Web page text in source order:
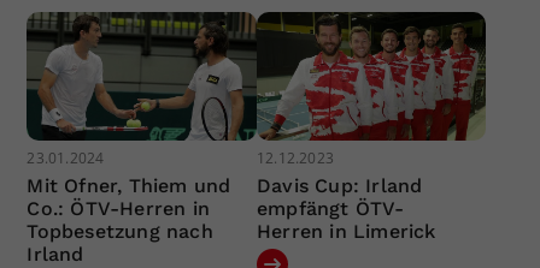
23.01.2024
Mit Ofner, Thiem und
Co.: ÖTV-Herren in
Topbesetzung nach
Irland
12.12.2023
Davis Cup: Irland
empfängt ÖTV-
Herren in Limerick